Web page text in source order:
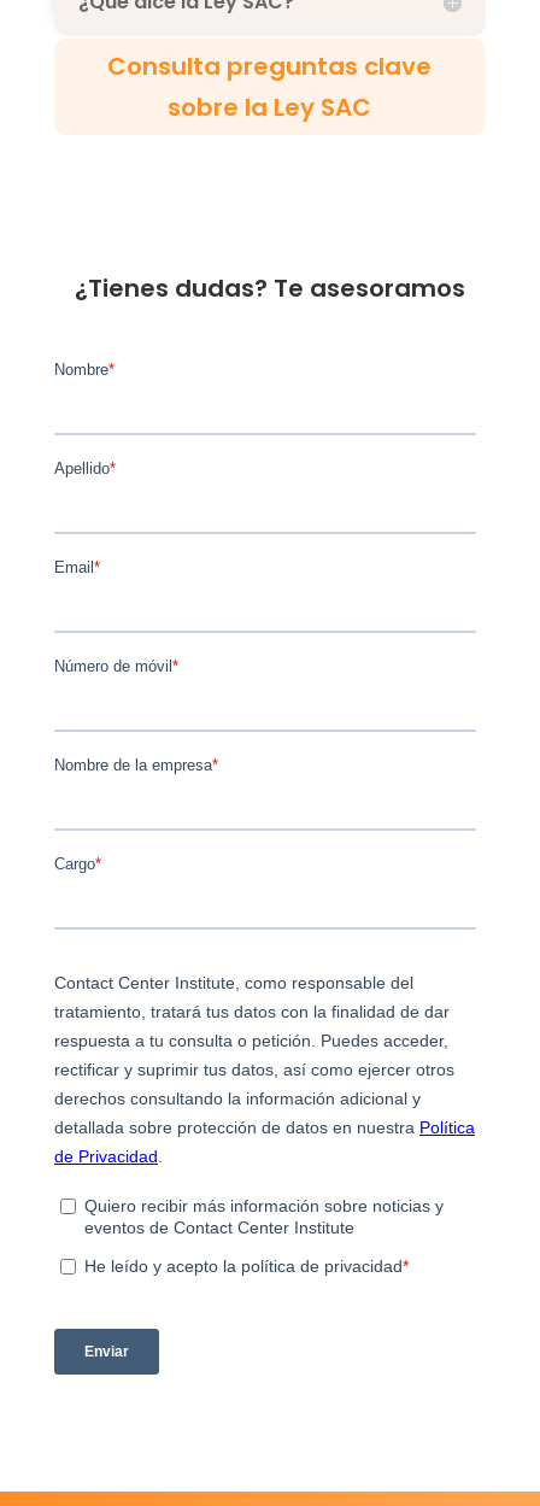
Consulta preguntas clave
sobre la Ley SAC
¿Tienes dudas? Te asesoramos